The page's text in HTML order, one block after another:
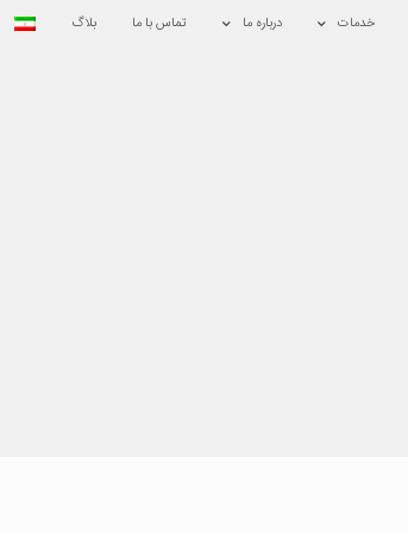
خدمات درباره ما تماس با ما بلاگ